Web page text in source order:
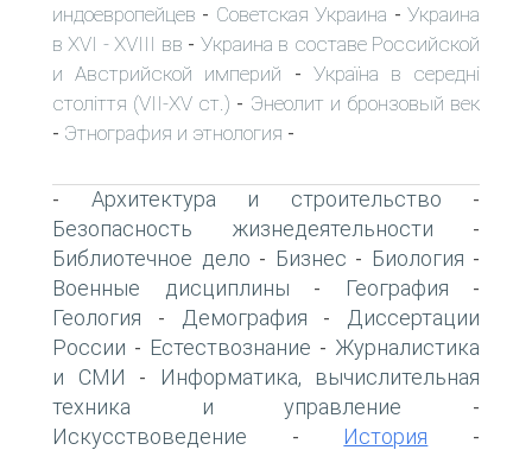
индоевропейцев - Советская Украина -Украина
в XVI - XVIII вв - Украина в составе Российской
и Австрийской империй - Україна в середні
століття (VII-XV ст.) - Энеолит и бронзовый век
- Этнография и этнология -
- Архитектура и строительство -
Безопасность жизнедеятельности -
Библиотечное дело - Бизнес - Биология -
Военные дисциплины - География -
Геология - Демография -
Диссертации
России - Естествознание - Журналистика
и СМИ -
Информатика, вычислительная
техника и управление -
Искусствоведение - История -